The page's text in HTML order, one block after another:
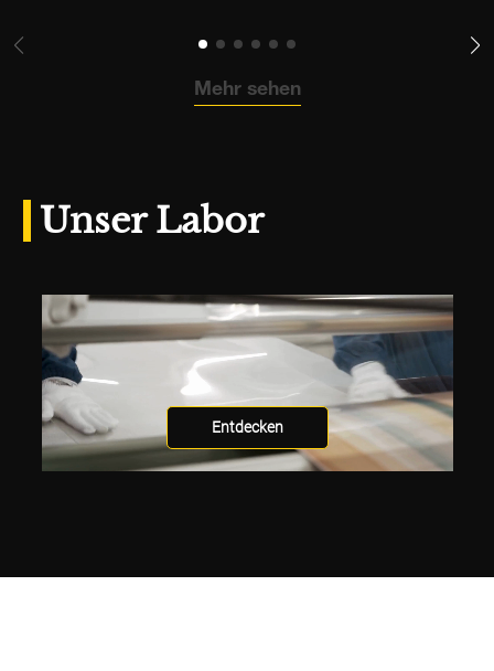
Mehr sehen
Unser Labor
Entdecken